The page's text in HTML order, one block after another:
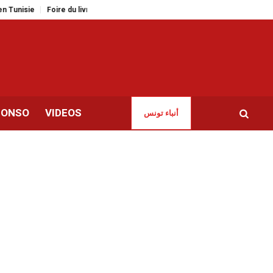
Foire du livre de Tunis | Articles interdits et sanctions pour les
VIDEOS أنباء تونس